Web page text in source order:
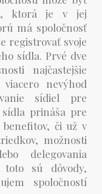
ktorá je v jej
má spoločnosť
registrovať svoje
sídla. Prvé dve
najčastejšie
nevýhod
sídiel pre
prináša pre
či už v
možnosti
delegovania
toto sú dôvody,
spoločností